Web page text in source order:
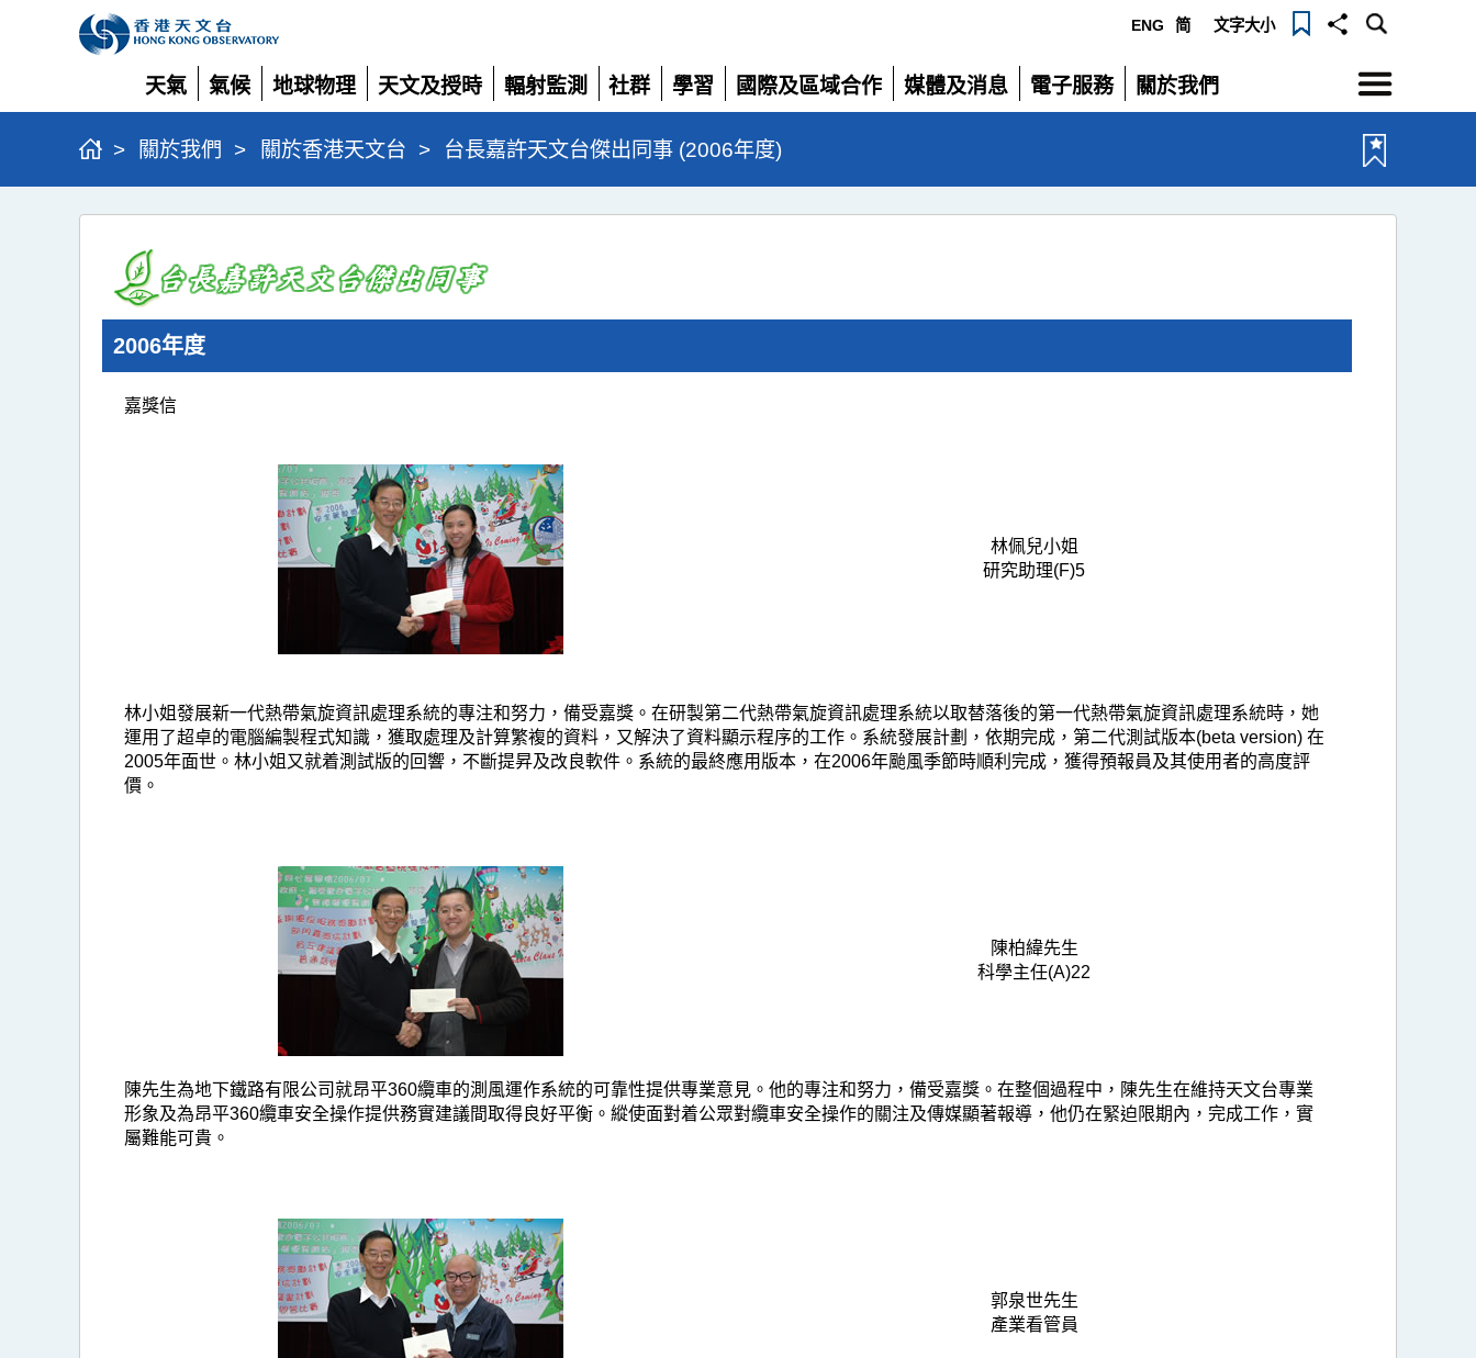
ENG 简 文字大小
天氣
展
開
氣候
展
開
地球物理
展
開
天文及授時
展
開
輻射監測
展
開
社群
展
開
學習
展
開
國際及區域合作
展
開
媒體及消息
展
電子服務
展
關於我們
展
選
單
> 關於我們 > 關於香港天文台 > 台長嘉許天文台傑出同事 (2006年度)
台
許
天
2006年度
嘉獎信
林佩兒小姐
研究助理(F)5
林小姐發展新一代熱帶氣旋資訊處理系統的專注和努力，備受嘉獎。在研製第二代熱帶氣旋資訊處理系統以取替落後的第一代熱帶氣旋資訊處理系統時，她
運用了超卓的電腦編製程式知識，獲取處理及計算繁複的資料，又解決了資料顯示程序的工作。系統發展計劃，依期完成，第二代測試版本(beta version) 在
2005年面世。林小姐又就着測試版的回響，不斷提昇及改良軟件。系統的最終應用版本，在2006年颱風季節時順利完成，獲得預報員及其使用者的高度評
價。
陳柏緯先生
科學主任(A)22
陳先生為地下鐵路有限公司就昂平360纜車的測風運作系統的可靠性提供專業意見。他的專注和努力，備受嘉獎。在整個過程中，陳先生在維持天文台專業
形象及為昂平360纜車安全操作提供務實建議間取得良好平衡。縱使面對着公眾對纜車安全操作的關注及傳媒顯著報導，他仍在緊迫限期內，完成工作，實
屬難能可貴。
郭泉世先生
產業看管員